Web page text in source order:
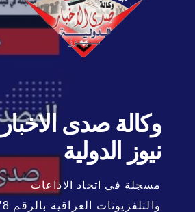
وكالة صدى الاخبار
نيوز الدولية
مسجلة في اتحاد الاذاعات
والتلفزيونات العراقية بالرقم 178